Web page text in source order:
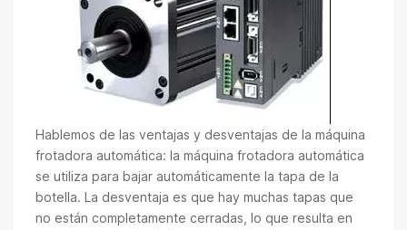
Hablemos de las ventajas y desventajas de la máquina
frotadora automática: la máquina frotadora automática
se utiliza para bajar automáticamente la tapa de la
botella. La desventaja es que hay muchas tapas que
no están completamente cerradas, lo que resulta en